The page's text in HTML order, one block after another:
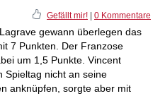
Gefällt mir! 0 Kommentare
gewann überlegen das
7 Punkten. Der Franzose
um 1,5 Punkte. Vincent
Spieltag nicht an seine
anknüpfen, sorgte aber mit